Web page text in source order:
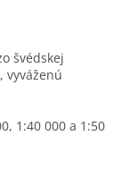
švédskej
, vyváženú
1:40 000 a 1:50